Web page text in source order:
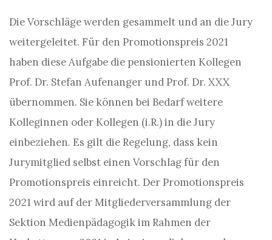
Die Vorschläge werden gesammelt und an die Jury
weitergeleitet. Für den Promotionspreis 2021
haben diese Aufgabe die pensionierten Kollegen
Prof. Dr. Stefan Aufenanger und Prof. Dr. XXX
übernommen. Sie können bei Bedarf weitere
Kolleginnen oder Kollegen (i.R.) in die Jury
einbeziehen. Es gilt die Regelung, dass kein
Jurymitglied selbst einen Vorschlag für den
Promotionspreis einreicht. Der Promotionspreis
2021 wird auf der Mitgliederversammlung der
Sektion Medienpädagogik im Rahmen der